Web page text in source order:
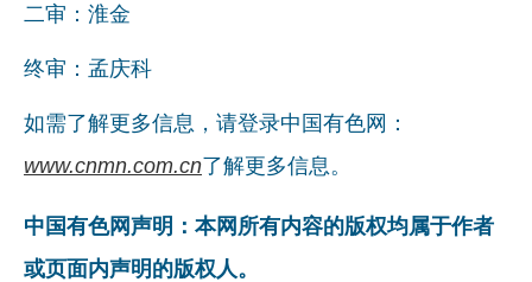
二审：淮金
终审：孟庆科
如需了解更多信息，请登录中国有色网：
www.cnmn.com.cn了解更多信息。
中国有色网声明：本网所有内容的版权均属于作者
或页面内声明的版权人。